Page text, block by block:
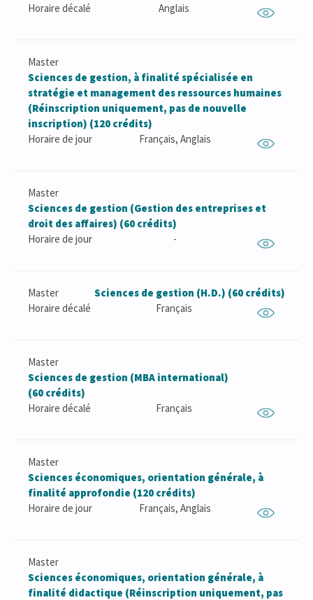
Horaire décalé
Anglais
Master
Sciences de gestion, à finalité spécialisée en
stratégie et management des ressources humaines
(Réinscription uniquement, pas de nouvelle
inscription) (120 crédits)
Horaire de jour
Français, Anglais
Master
Sciences de gestion (Gestion des entreprises et
droit des affaires) (60 crédits)
Horaire de jour
-
Master
Sciences de gestion (H.D.) (60 crédits)
Horaire décalé
Français
Master
Sciences de gestion (MBA international)
(60 crédits)
Horaire décalé
Français
Master
Sciences économiques, orientation générale, à
finalité approfondie (120 crédits)
Horaire de jour
Français, Anglais
Master
Sciences économiques, orientation générale, à
finalité didactique (Réinscription uniquement, pas